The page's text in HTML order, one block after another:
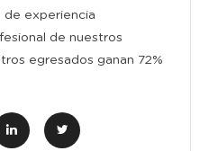
de experiencia
de nuestros
egresados ganan 72%